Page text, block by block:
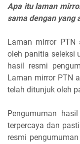
Apa itu laman
sama dengan yang
Laman mirror PTN
oleh panitia seleksi
hasil resmi
Laman mirror PTN
telah ditunjuk oleh
Pengumuman
terpercaya dan
resmi